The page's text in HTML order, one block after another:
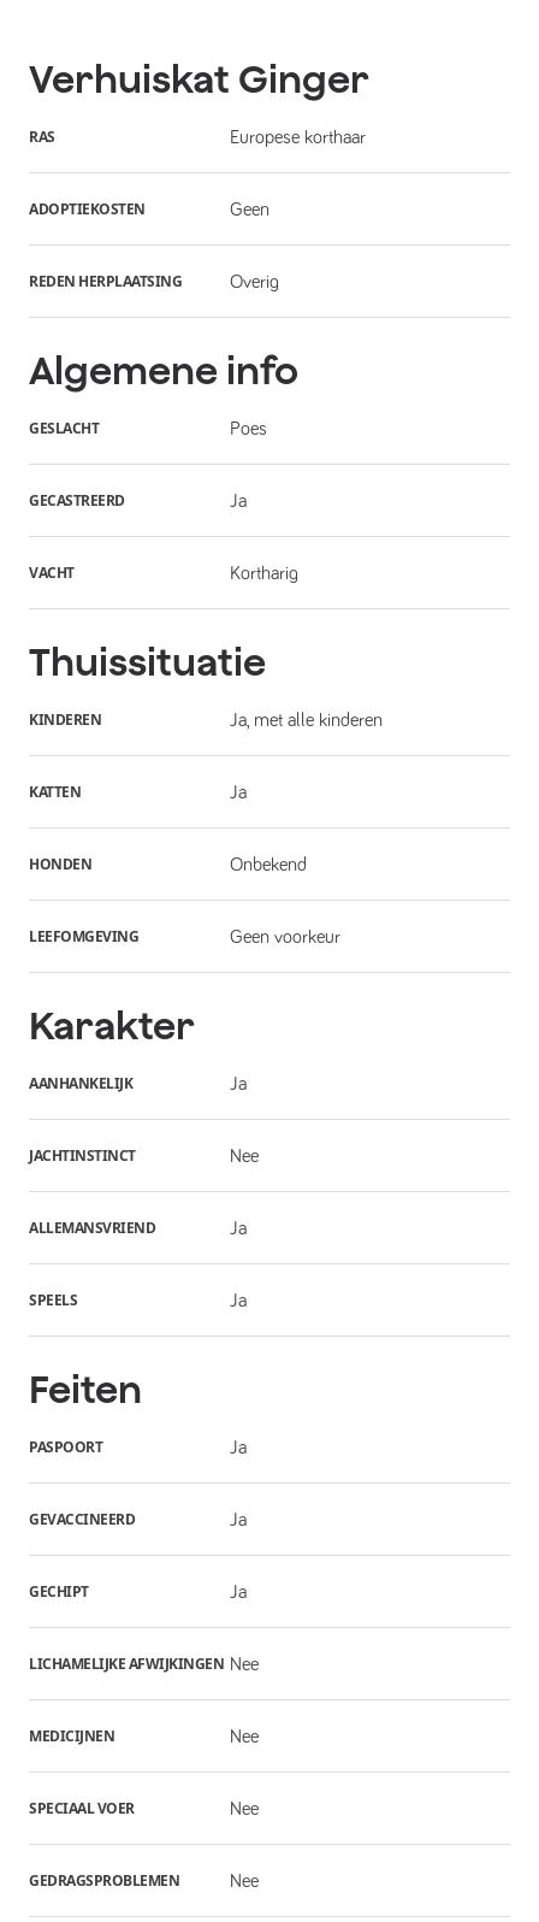
Verhuiskat Ginger
RAS Europese korthaar
ADOPTIEKOSTEN Geen
REDEN HERPLAATSING Overig
Algemene info
GESLACHT Poes
GECASTREERD Ja
VACHT Kortharig
Thuissituatie
KINDEREN Ja, met alle kinderen
KATTEN Ja
HONDEN Onbekend
LEEFOMGEVING Geen voorkeur
Karakter
AANHANKELIJK Ja
JACHTINSTINCT Nee
ALLEMANSVRIEND Ja
SPEELS Ja
Feiten
PASPOORT Ja
GEVACCINEERD Ja
GECHIPT Ja
LICHAMELIJKE AFWIJKINGEN Nee
MEDICIJNEN Nee
SPECIAAL VOER Nee
GEDRAGSPROBLEMEN Nee